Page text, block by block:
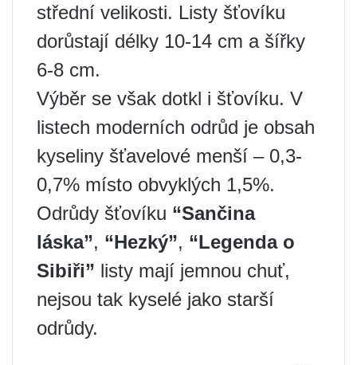
střední velikosti. Listy šťovíku
dorůstají délky 10-14 cm a šířky
6-8 cm.
Výběr se však dotkl i šťovíku. V
listech moderních odrůd je obsah
kyseliny šťavelové menší – 0,3-
0,7% místo obvyklých 1,5%.
Odrůdy šťovíku “Sančina
láska”, “Hezký”, “Legenda o
Sibiři” listy mají jemnou chuť,
nejsou tak kyselé jako starší
odrůdy.